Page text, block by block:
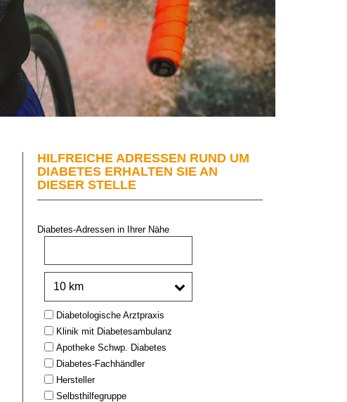
HILFREICHE ADRESSEN RUND UM
DIABETES ERHALTEN SIE AN
DIESER STELLE
Diabetes-Adressen in Ihrer Nähe
Type:Diabetologische Arztpraxis
Klinik mit Diabetesambulanz
Apotheke Schwp. Diabetes
Diabetes-Fachhändler
Hersteller
Selbsthilfegruppe